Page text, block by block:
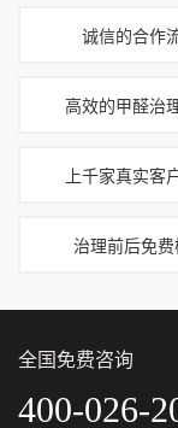
诚信的合作
高效的甲醛治
上千家真实客
治理前后免费
全国免费咨询
400-026-